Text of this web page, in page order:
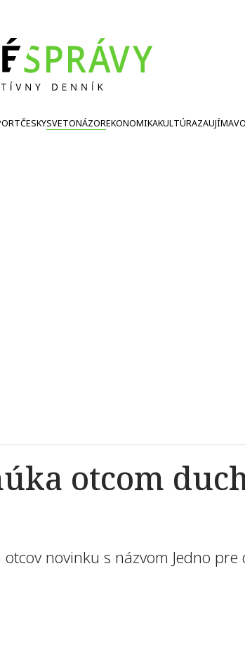
ČESKYSVETONÁZOREKONOMIKAKULTÚRA
otcom
novinku s názvom Jedno